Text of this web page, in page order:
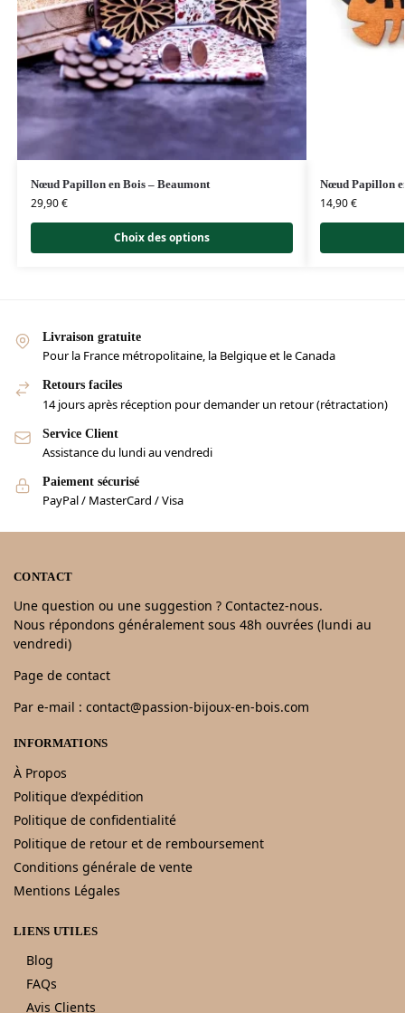
Nœud Papillon en Bois – Beaumont
29,90€
Choix des options
Nœud Papillon
14,90€
Livraison gratuite
Pour la France métropolitaine, la Belgique et le Canada
Retours faciles
14 jours après réception pour demander un retour (rétractation)
Service Client
Assistance du lundi au vendredi
Paiement sécurisé
PayPal / MasterCard / Visa
CONTACT
Une question ou une suggestion ? Contactez-nous.
Nous répondons généralement sous 48h ouvrées (lundi au
vendredi)
Page de contact
Par e-mail : contact@passion-bijoux-en-bois.com
INFORMATIONS
À Propos
Politique d’expédition
Politique de confidentialité
Politique de retour et de remboursement
Conditions générale de vente
Mentions Légales
LIENS UTILES
Blog
FAQs
Avis Clients